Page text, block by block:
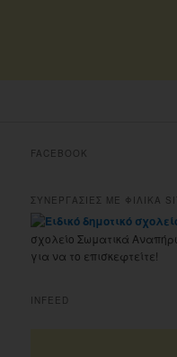
FACEBOOK
ΣΥΝΕΡΓΑΣΙΕΣ ΜΕ ΦΙΛΙΚΑ
σχολείο Σωματικά
για να το επισκεφτείτε!
INFEED